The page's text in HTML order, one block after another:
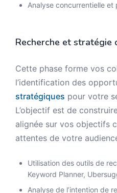
Analyse concurrentielle
Recherche et stratégie
Cette phase forme vos
l’identification des
stratégiques pour votre
L’objectif est de
alignée sur vos objectifs
attentes de votre
Utilisation des outils de
Keyword Planner,
Analyse de l’intention de